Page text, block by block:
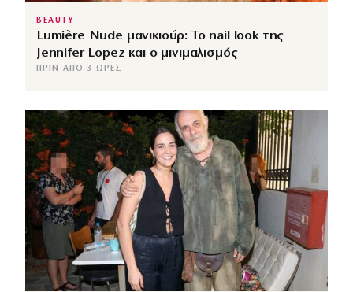
BEAUTY
Lumière Nude μανικιούρ: Το nail look της
Jennifer Lopez και ο μινιμαλισμός
ΠΡΙΝ ΑΠΌ 3 ΏΡΕΣ